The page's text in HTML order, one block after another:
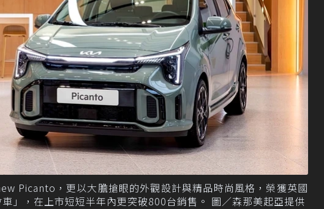
Picanto，更以大膽搶眼的外觀設計與精品時尚風格，榮獲英國
」，在上市短短半年內更突破800台銷售。 圖／森那美起亞提供